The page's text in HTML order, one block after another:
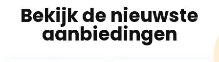
Bekijk de nieuwste
aanbiedingen